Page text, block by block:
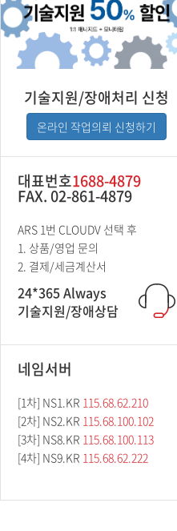
기술지원/장애처리 신청
온라인 작업의뢰 신청하기
대표번호1688-4879
FAX. 02-861-4879
ARS 1번 CLOUDV 선택 후
1. 상품/영업 문의
2. 결제/세금계산서
24*365 Always
기술지원/장애상담
네임서버
[1차] NS1.KR 115.68.62.210
[2차] NS2.KR 115.68.100.102
[3차] NS8.KR 115.68.100.113
[4차] NS9.KR 115.68.62.222